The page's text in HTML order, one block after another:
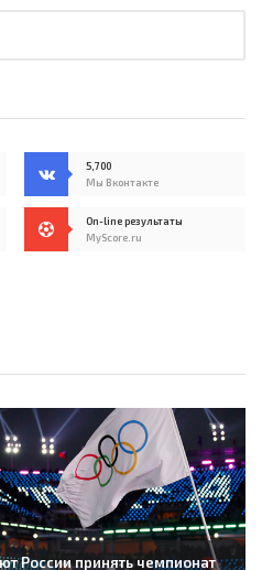
5,700
Мы Вконтакте
On-line результаты
MyScore.ru
России принять чемпионат